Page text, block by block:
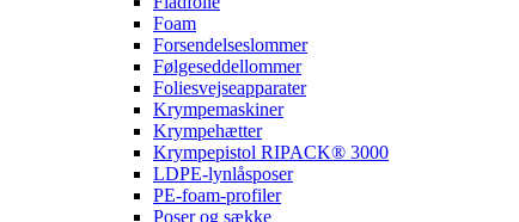
Foam
Forsendelseslommer
Følgeseddellommer
Foliesvejseapparater
Krympemaskiner
Krympehætter
Krympepistol RIPACK® 3000
LDPE-lynlåsposer
PE-foam-profiler
Poser og sække